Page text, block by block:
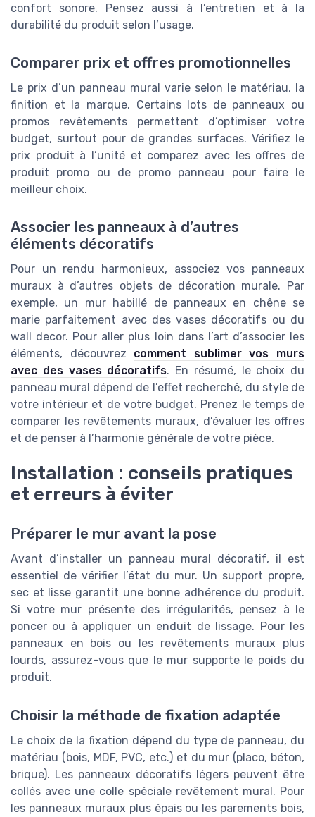
confort sonore. Pensez aussi à l’entretien et à la
durabilité du produit selon l’usage.
Comparer prix et offres promotionnelles
Le prix d’un panneau mural varie selon le matériau, la
finition et la marque. Certains lots de panneaux ou
promos revêtements permettent d’optimiser votre
budget, surtout pour de grandes surfaces. Vérifiez le
prix produit à l’unité et comparez avec les offres de
produit promo ou de promo panneau pour faire le
meilleur choix.
Associer les panneaux à d’autres
éléments décoratifs
Pour un rendu harmonieux, associez vos panneaux
muraux à d’autres objets de décoration murale. Par
exemple, un mur habillé de panneaux en chêne se
marie parfaitement avec des vases décoratifs ou du
wall decor. Pour aller plus loin dans l’art d’associer les
éléments, découvrez comment sublimer vos murs
avec des vases décoratifs. En résumé, le choix du
panneau mural dépend de l’effet recherché, du style de
votre intérieur et de votre budget. Prenez le temps de
comparer les revêtements muraux, d’évaluer les offres
et de penser à l’harmonie générale de votre pièce.
Installation : conseils pratiques
et erreurs à éviter
Préparer le mur avant la pose
Avant d’installer un panneau mural décoratif, il est
essentiel de vérifier l’état du mur. Un support propre,
sec et lisse garantit une bonne adhérence du produit.
Si votre mur présente des irrégularités, pensez à le
poncer ou à appliquer un enduit de lissage. Pour les
panneaux en bois ou les revêtements muraux plus
lourds, assurez-vous que le mur supporte le poids du
produit.
Choisir la méthode de fixation adaptée
Le choix de la fixation dépend du type de panneau, du
matériau (bois, MDF, PVC, etc.) et du mur (placo, béton,
brique). Les panneaux décoratifs légers peuvent être
collés avec une colle spéciale revêtement mural. Pour
les panneaux muraux plus épais ou les parements bois,